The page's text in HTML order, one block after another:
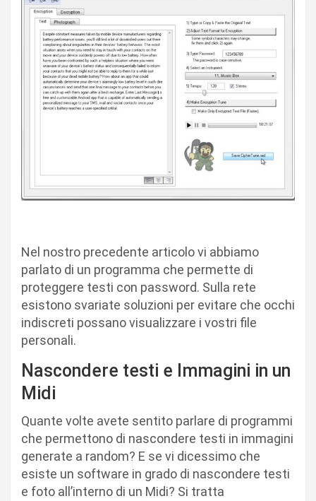
Nel nostro precedente articolo vi abbiamo
parlato di un programma che permette di
proteggere testi con password. Sulla rete
esistono svariate soluzioni per evitare che occhi
indiscreti possano visualizzare i vostri file
personali.
Nascondere testi e Immagini in un
Midi
Quante volte avete sentito parlare di programmi
che permettono di nascondere testi in immagini
generate a random? E se vi dicessimo che
esiste un software in grado di nascondere testi
e foto all’interno di un Midi? Si tratta